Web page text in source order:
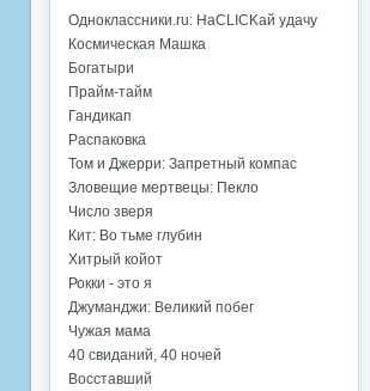
Одноклассники.ru: НаCLICKай удачу
Космическая Машка
Богатыри
Прайм-тайм
Гандикап
Распаковка
Том и Джерри: Запретный компас
Зловещие мертвецы: Пекло
Число зверя
Кит: Во тьме глубин
Хитрый койот
Рокки - это я
Джуманджи: Великий побег
Чужая мама
40 свиданий, 40 ночей
Восставший